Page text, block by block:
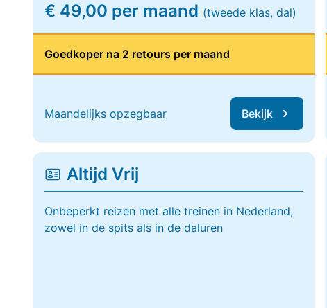
€ 49,00 per maand (tweede klas, dal)
Goedkoper na 2 retours per maand
Maandelijks opzegbaar Bekijk
Altijd Vrij
Onbeperkt reizen met alle treinen in Nederland,
zowel in de spits als in de daluren